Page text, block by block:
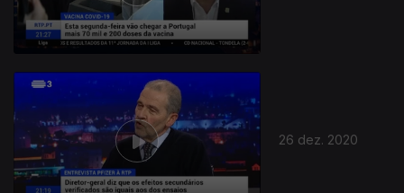
26 dez. 2020